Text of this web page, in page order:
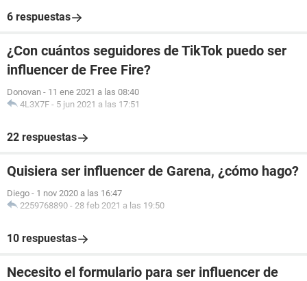
6 respuestas
¿Con cuántos seguidores de TikTok puedo ser
influencer de Free Fire?
Donovan - 11 ene 2021 a las 08:40
4L3X7F - 5 jun 2021 a las 17:51
22 respuestas
Quisiera ser influencer de Garena, ¿cómo hago?
Diego - 1 nov 2020 a las 16:47
2259768890 - 28 feb 2021 a las 19:50
10 respuestas
Necesito el formulario para ser influencer de